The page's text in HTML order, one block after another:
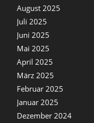
August 2025
Juli 2025
Juni 2025
Mai 2025
April 2025
März 2025
Februar 2025
Januar 2025
Dezember 2024